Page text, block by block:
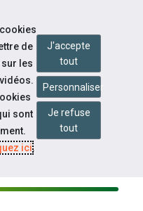
de
les
sont
ici.
J'accepte
tout
Personnaliser
Je refuse
tout